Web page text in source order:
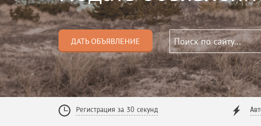
ДАТЬ ОБЪЯВЛЕНИЕ
Регистрация за 30 секунд